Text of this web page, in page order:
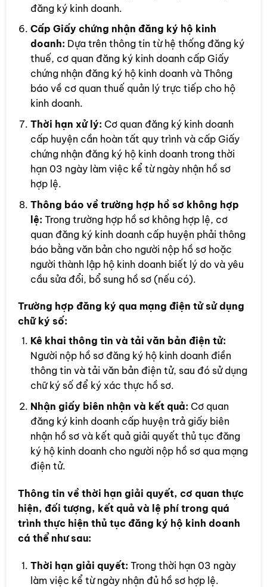
đăng ký kinh doanh.
Cấp Giấy chứng nhận đăng ký hộ kinh
doanh: Dựa trên thông tin từ hệ thống đăng ký
thuế, cơ quan đăng ký kinh doanh cấp Giấy
chứng nhận đăng ký hộ kinh doanh và Thông
báo về cơ quan thuế quản lý trực tiếp cho hộ
kinh doanh.
Thời hạn xử lý: Cơ quan đăng ký kinh doanh
cấp huyện cần hoàn tất quy trình và cấp Giấy
chứng nhận đăng ký hộ kinh doanh trong thời
hạn 03 ngày làm việc kể từ ngày nhận hồ sơ
hợp lệ.
Thông báo về trường hợp hồ sơ không hợp
lệ: Trong trường hợp hồ sơ không hợp lệ, cơ
quan đăng ký kinh doanh cấp huyện phải thông
báo bằng văn bản cho người nộp hồ sơ hoặc
người thành lập hộ kinh doanh biết lý do và yêu
cầu sửa đổi, bổ sung hồ sơ (nếu có).
Trường hợp đăng ký qua mạng điện tử sử dụng
chữ ký số:
Kê khai thông tin và tải văn bản điện tử:
Người nộp hồ sơ đăng ký hộ kinh doanh điền
thông tin và tải văn bản điện tử, sau đó sử dụng
chữ ký số để ký xác thực hồ sơ.
Nhận giấy biên nhận và kết quả: Cơ quan
đăng ký kinh doanh cấp huyện trả giấy biên
nhận hồ sơ và kết quả giải quyết thủ tục đăng
ký hộ kinh doanh cho người nộp hồ sơ qua mạng
điện tử.
Thông tin về thời hạn giải quyết, cơ quan thực
hiện, đối tượng, kết quả và lệ phí trong quá
trình thực hiện thủ tục đăng ký hộ kinh doanh
cá thể như sau:
Thời hạn giải quyết: Trong thời hạn 03 ngày
làm việc kể từ ngày nhận đủ hồ sơ hợp lệ.